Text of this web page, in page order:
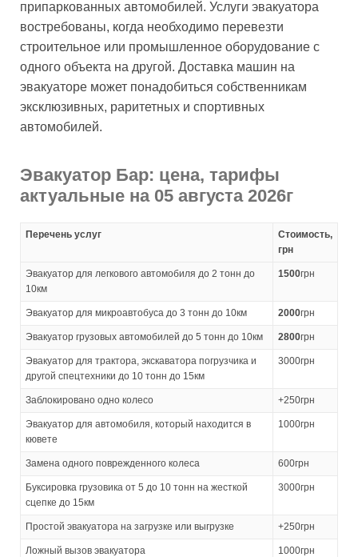
припаркованных автомобилей. Услуги эвакуатора
востребованы, когда необходимо перевезти
строительное или промышленное оборудование с
одного объекта на другой. Доставка машин на
эвакуаторе может понадобиться собственникам
эксклюзивных, раритетных и спортивных
автомобилей.
Эвакуатор Бар: цена, тарифы
актуальные на 05 августа 2026г
Перечень услуг
Стоимость,
грн
Эвакуатор для легкового автомобиля до 2 тонн до
10км
1500грн
Эвакуатор для микроавтобуса до 3 тонн до 10км 2000грн
Эвакуатор грузовых автомобилей до 5 тонн до 10км 2800грн
Эвакуатор для трактора, экскаватора погрузчика и
другой спецтехники до 10 тонн до 15км
3000грн
Заблокировано одно колесо +250грн
Эвакуатор для автомобиля, который находится в
кювете
1000грн
Замена одного поврежденного колеса 600грн
Буксировка грузовика от 5 до 10 тонн на жесткой
сцепке до 15км
3000грн
Простой эвакуатора на загрузке или выгрузке +250грн
Ложный вызов эвакуатора 1000грн